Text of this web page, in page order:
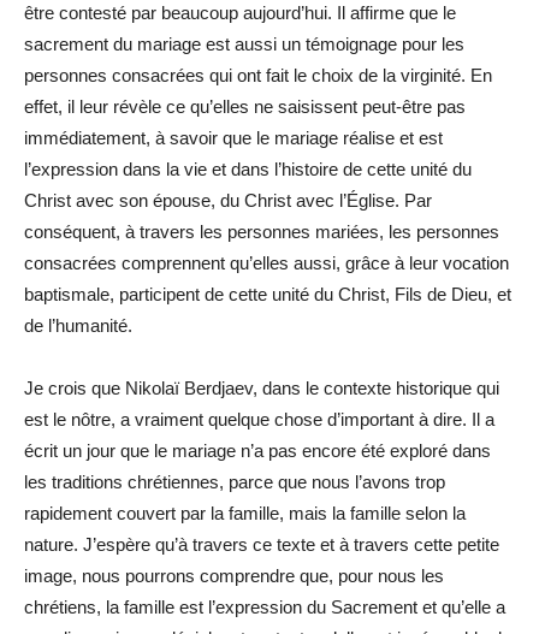
être contesté par beaucoup aujourd’hui. Il affirme que le
sacrement du mariage est aussi un témoignage pour les
personnes consacrées qui ont fait le choix de la virginité. En
effet, il leur révèle ce qu’elles ne saisissent peut-être pas
immédiatement, à savoir que le mariage réalise et est
l’expression dans la vie et dans l’histoire de cette unité du
Christ avec son épouse, du Christ avec l’Église. Par
conséquent, à travers les personnes mariées, les personnes
consacrées comprennent qu’elles aussi, grâce à leur vocation
baptismale, participent de cette unité du Christ, Fils de Dieu, et
de l’humanité.
Je crois que Nikolaï Berdjaev, dans le contexte historique qui
est le nôtre, a vraiment quelque chose d’important à dire. Il a
écrit un jour que le mariage n’a pas encore été exploré dans
les traditions chrétiennes, parce que nous l’avons trop
rapidement couvert par la famille, mais la famille selon la
nature. J’espère qu’à travers ce texte et à travers cette petite
image, nous pourrons comprendre que, pour nous les
chrétiens, la famille est l’expression du Sacrement et qu’elle a